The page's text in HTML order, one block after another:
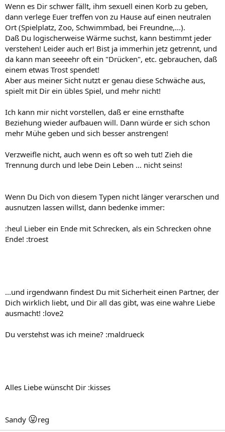
Wenn es Dir schwer fällt, ihm sexuell einen Korb zu geben,
dann verlege Euer treffen von zu Hause auf einen neutralen
Ort (Spielplatz, Zoo, Schwimmbad, bei Freundne,...).
Daß Du logischerweise Wärme suchst, kann bestimmt jeder
verstehen! Leider auch er! Bist ja immerhin jetz getrennt, und
da kann man seeeehr oft ein "Drücken", etc. gebrauchen, daß
einem etwas Trost spendet!
Aber aus meiner Sicht nutzt er genau diese Schwäche aus,
spielt mit Dir ein übles Spiel, und mehr nicht!
Ich kann mir nicht vorstellen, daß er eine ernsthafte
Beziehung wieder aufbauen will. Dann würde er sich schon
mehr Mühe geben und sich besser anstrengen!
Verzweifle nicht, auch wenn es oft so weh tut! Zieh die
Trennung durch und lebe Dein Leben ... nicht seins!
Wenn Du Dich von diesem Typen nicht länger verarschen und
ausnutzen lassen willst, dann bedenke immer:
:heul Lieber ein Ende mit Schrecken, als ein Schrecken ohne
Ende! :troest
...und irgendwann findest Du mit Sicherheit einen Partner, der
Dich wirklich liebt, und Dir all das gibt, was eine wahre Liebe
ausmacht! :love2
Du verstehst was ich meine? :maldrueck
Alles Liebe wünscht Dir :kisses
Sandy 😛reg